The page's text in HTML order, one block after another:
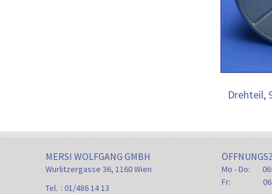
Drehteil,
MERSI WOLFGANG GMBH
Wurlitzergasse 36, 1160 Wien
Tel. : 01/486 14 13
Mo - Do:
Fr: